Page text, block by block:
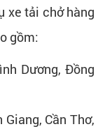
xe tải chở hàng
gồm:
Dương, Đồng
Cần Thơ,